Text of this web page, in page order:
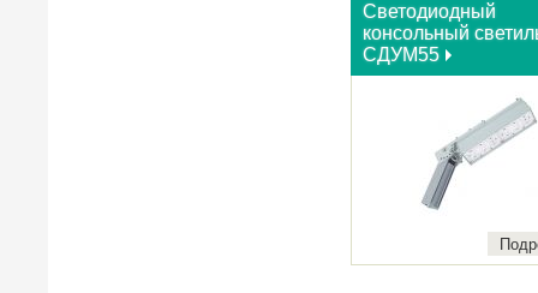
Светодиодный
консольный
СДУМ55